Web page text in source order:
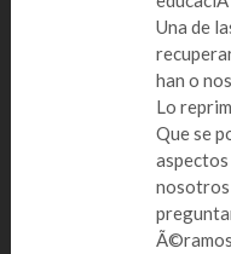
Una de
han o
Lo
Que se
nosotros